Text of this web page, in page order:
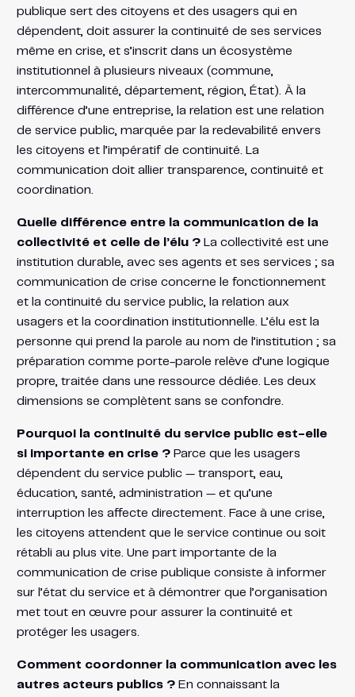
publique sert des citoyens et des usagers qui en
dépendent, doit assurer la continuité de ses services
même en crise, et s’inscrit dans un écosystème
institutionnel à plusieurs niveaux (commune,
intercommunalité, département, région, État). À la
différence d’une entreprise, la relation est une relation
de service public, marquée par la redevabilité envers
les citoyens et l’impératif de continuité. La
communication doit allier transparence, continuité et
coordination.
Quelle différence entre la communication de la
collectivité et celle de l’élu ?La collectivité est une
institution durable, avec ses agents et ses services ; sa
communication de crise concerne le fonctionnement
et la continuité du service public, la relation aux
usagers et la coordination institutionnelle. L’élu est la
personne qui prend la parole au nom de l’institution ; sa
préparation comme porte-parole relève d’une logique
propre, traitée dans une ressource dédiée. Les deux
dimensions se complètent sans se confondre.
Pourquoi la continuité du service public est-elle
si importante en crise ?Parce que les usagers
dépendent du service public — transport, eau,
éducation, santé, administration — et qu’une
interruption les affecte directement. Face à une crise,
les citoyens attendent que le service continue ou soit
rétabli au plus vite. Une part importante de la
communication de crise publique consiste à informer
sur l’état du service et à démontrer que l’organisation
met tout en œuvre pour assurer la continuité et
protéger les usagers.
Comment coordonner la communication avec les
autres acteurs publics ?En connaissant la